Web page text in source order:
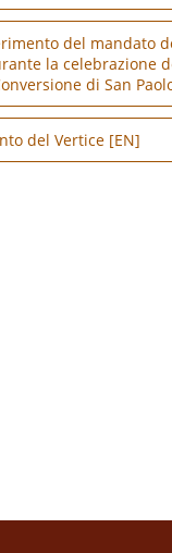
del mandato
la celebrazione
di San
del Vertice [EN]